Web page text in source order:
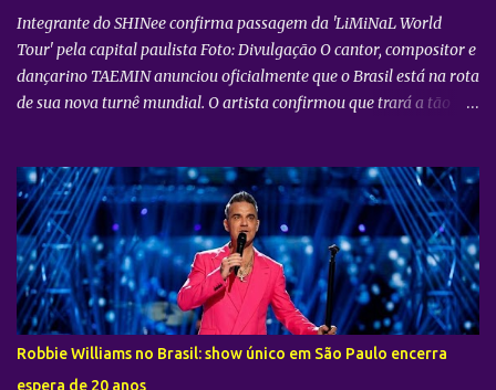
para as sessões nos cine...
Integrante do SHINee confirma passagem da 'LiMiNaL World
Tour' pela capital paulista Foto: Divulgação O cantor, compositor e
dançarino TAEMIN anunciou oficialmente que o Brasil está na rota
de sua nova turnê mundial. O artista confirmou que trará a tão
oficialmente como “2026-27 TAEMIN WORLD TOUR ” , a nova
excursão do astro rodará o mundo com apresentações distribuídas
pela Ásia, América do Norte e América do Sul. Além do aguardado
encontro com os fãs brasileiros em São Paulo, a agenda
internacional do artista tem paradas confirmadas em metrópoles
como Seul, San José, Los Angeles, Las Vegas, Grand Prairie,
Chicago, Newark, Monterrey, Cidade do México, Santiago e Lima.
Robbie Williams no Brasil: show único em São Paulo encerra
espera de 20 anos